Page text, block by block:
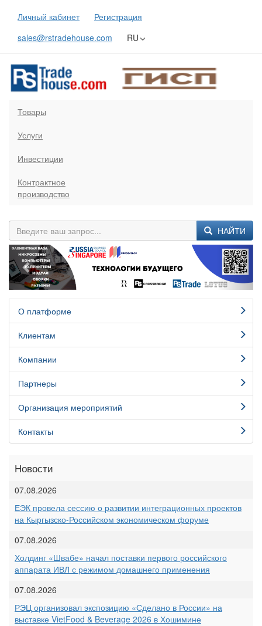
Личный кабинет
Регистрация
sales@rstradehouse.com
RU
Товары
Услуги
Инвестиции
Контрактное
производство
НАЙТИ
Previous Next
О платформе
Клиентам
Компании
Партнеры
Организация мероприятий
Контакты
Новости
07.08.2026
ЕЭК провела сессию о развитии интеграционных проектов
на Кыргызско-Российском экономическом форуме
07.08.2026
Холдинг «Швабе» начал поставки первого российского
аппарата ИВЛ с режимом домашнего применения
07.08.2026
РЭЦ организовал экспозицию «Сделано в России» на
выставке VietFood & Beverage 2026 в Хошимине